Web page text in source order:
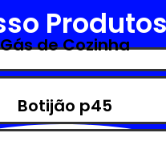
Gás de Cozinha
Botijão p45